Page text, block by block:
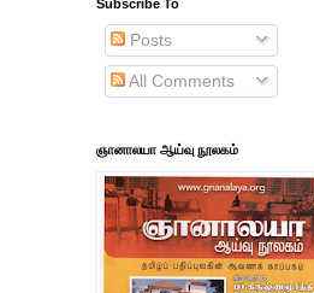
Subscribe To
Posts
All Comments
ஞானாலயா ஆய்வு நூலகம்